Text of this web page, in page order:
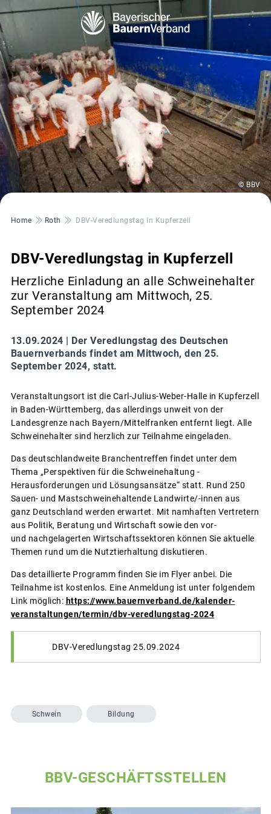
© BBV
Pfadnavigation
Home Roth DBV-Veredlungstag In Kupferzell
DBV-Veredlungstag in Kupferzell
Herzliche Einladung an alle Schweinehalter
zur Veranstaltung am Mittwoch, 25.
September 2024
13.09.2024 | Der Veredlungstag des Deutschen
Bauernverbands findet am Mittwoch, den 25.
September 2024, statt.
Veranstaltungsort ist die Carl-Julius-Weber-Halle in Kupferzell
in Baden-Württemberg, das allerdings unweit von der
Landesgrenze nach Bayern/Mittelfranken entfernt liegt. Alle
Schweinehalter sind herzlich zur Teilnahme eingeladen.
Das deutschlandweite Branchentreffen findet unter dem
Thema „Perspektiven für die Schweinehaltung -
Herausforderungen und Lösungsansätze“ statt. Rund 250
Sauen- und Mastschweinehaltende Landwirte/-innen aus
ganz Deutschland werden erwartet. Mit namhaften Vertretern
aus Politik, Beratung und Wirtschaft sowie den vor-
und nachgelagerten Wirtschaftssektoren können Sie aktuelle
Themen rund um die Nutztierhaltung diskutieren.
Das detaillierte Programm finden Sie im Flyer anbei. Die
Teilnahme ist kostenlos. Eine Anmeldung ist unter folgendem
Link möglich: https://www.bauernverband.de/kalender-
veranstaltungen/termin/dbv-veredlungstag-2024
DBV-Veredlungstag 25.09.2024
Schwein Bildung
BBV-GESCHÄFTSSTELLEN